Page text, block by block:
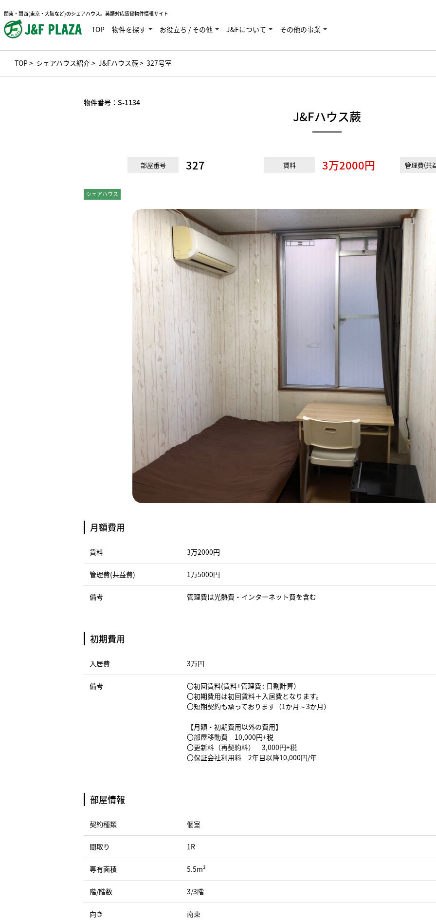
関東・関西(東京・大阪など)のシェアハウス。英語対応賃貸物件情報サイト
TOP 物件を探す お役立ち / その他 J&Fについて その他の事業
TOP> シェアハウス紹介> J&Fハウス蕨> 327号室
物件番号： S-1134
J&Fハウス蕨
部屋番号 327 賃料 3万2000円 管理費(共
シェアハウス
月額費用
賃料 3万2000円
管理費(共益費) 1万5000円
備考 管理費は光熱費・インターネット費を含む
初期費用
入居費 3万円
備考
〇初回賃料(賃料+管理費 : 日割計算）
〇初期費用は初回賃料＋入居費となります。
〇短期契約も承っております（1か月～3か月）
【月額・初期費用以外の費用】
〇部屋移動費 10,000円+税
〇更新料（再契約料） 3,000円+税
〇保証会社利用料 2年目以降10,000円/年
部屋情報
契約種類 個室
間取り 1R
専有面積 5.5m²
階/階数 3/3階
向き 南東